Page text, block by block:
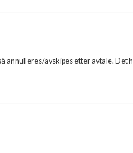
annulleres/avskipes etter avtale.